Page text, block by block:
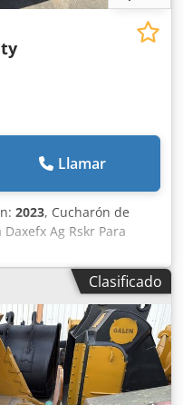
Llamar
2023, Cucharón de
Ag Rskr Para
póngase en contacto
Clasificado